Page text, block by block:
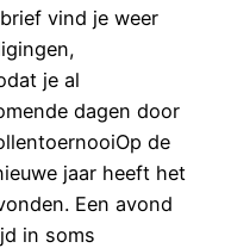
vind je weer
je al
dagen door
de
jaar heeft het
Een avond
in soms